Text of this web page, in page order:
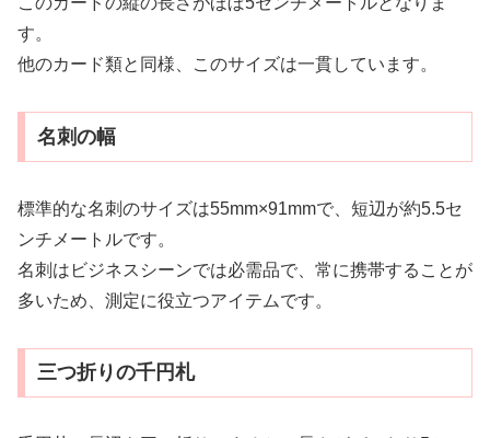
す。
他のカード類と同様、このサイズは一貫しています。
名刺の幅
標準的な名刺のサイズは55mm×91mmで、短辺が約5.5セ
ンチメートルです。
名刺はビジネスシーンでは必需品で、常に携帯することが
多いため、測定に役立つアイテムです。
三つ折りの千円札